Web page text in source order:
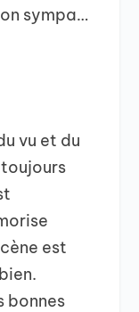
sympa…
vu et du
toujours
est
bonnes